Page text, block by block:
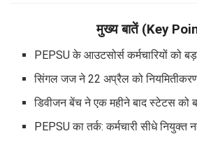
मुख्य बातें (Key
PEPSU के आउटसोर्स कर्मचारियों को
सिंगल जज ने 22 अप्रैल को
डिवीजन बेंच ने एक महीने बाद स्टेटस को
PEPSU का तर्क: कर्मचारी सीधे नियुक्त